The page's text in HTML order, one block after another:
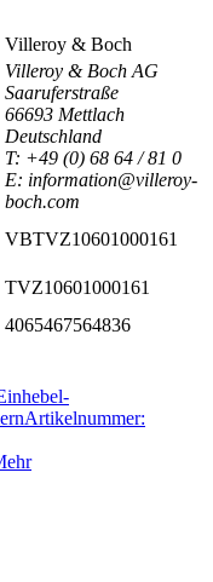
Villeroy & Boch
Villeroy & Boch AG
Saaruferstraße
66693 Mettlach
Deutschland
T: +49 (0) 68 64 / 81 0
E: information@villeroy-
boch.com
VBTVZ10601000161
TVZ10601000161
4065467564836